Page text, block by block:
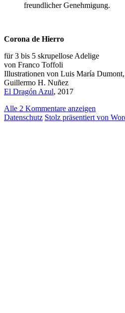
freundlicher Genehmigung.
Corona de Hierro
für 3 bis 5 skrupellose Adelige
von Franco Toffoli
Illustrationen von Luis María
Guillermo H. Nuñez
El Dragón Azul, 2017
Alle 2 Kommentare anzeigen
Datenschutz Stolz präsentiert von